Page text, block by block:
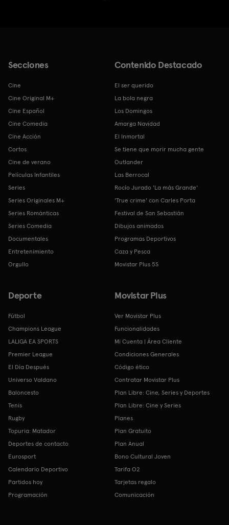
Secciones
Cine
Cine Original M+
Cine Español
Cine Comedia
Cine Acción
Cortos
Cine de verano
Películas Infantiles
Series
Series Originales M+
Series Románticas
Series Comedia
Documentales
Entretenimiento
Orgullo
Contenido Destacado
El ser querido
La bola negra
Los Domingos
Amarga Navidad
El Inmortal
Se tiene que morir mucha gente
Outlander
Las Berrocal
Rocío Jurado 'La más Grande'
'True crime' con Carles Porta
Festival de San Sebastián
Dibujos animados
Programas Deportivos
Caza y Pesca
Movistar Plus 5S
Deporte
Fútbol
Champions League
LALIGA EA SPORTS
Premier League
El Día Después
Universo Valdano
Baloncesto
Tenis
Rugby
Topuria: Matador
Deportes de contacto
Eurosport
Calendario Deportivo
Partidos hoy
Programación
Movistar Plus
Ver Movistar Plus
Funcionalidades
Mi Cuenta | Área Cliente
Condiciones Generales
Código ético
Contratar Movistar Plus
Plan Libre: Cine, Series y Deportes
Plan Libre: Cine y Series
Planes
Plan Gratuito
Plan Anual
Bono Cultural Joven
Tarifa O2
Tarjetas regalo
Comunicación